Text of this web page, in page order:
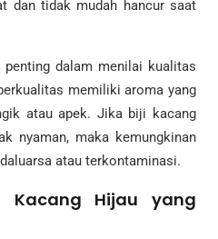
dan tidak mudah hancur saat
dalam menilai kualitas
memiliki aroma yang
atau apek. Jika biji kacang
nyaman, maka kemungkinan
atau terkontaminasi.
Kacang Hijau yang